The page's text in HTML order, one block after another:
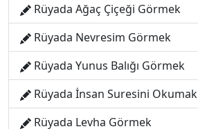
Rüyada Ağaç Çiçeği Görmek
Rüyada Nevresim Görmek
Rüyada Yunus Balığı Görmek
Rüyada İnsan Suresini Okumak
Rüyada Levha Görmek